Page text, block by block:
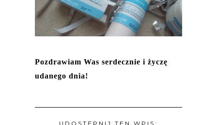
Pozdrawiam Was serdecznie i życzę
udanego dnia!
UDOSTĘPNIJ TEN WPIS: